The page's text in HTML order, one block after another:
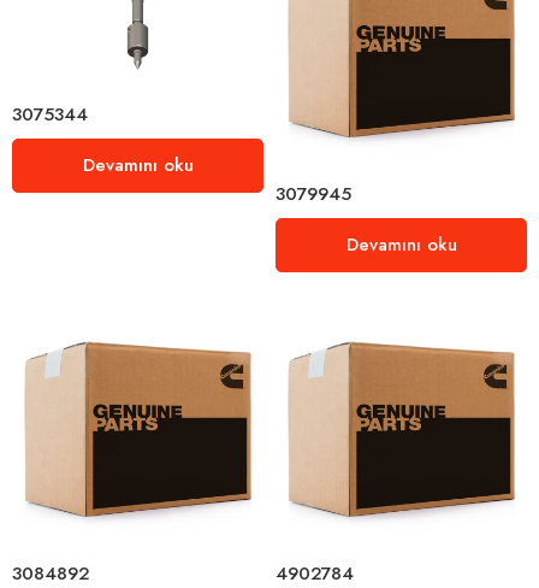
3075344
Devamını oku
3079945
Devamını oku
3084892
4902784